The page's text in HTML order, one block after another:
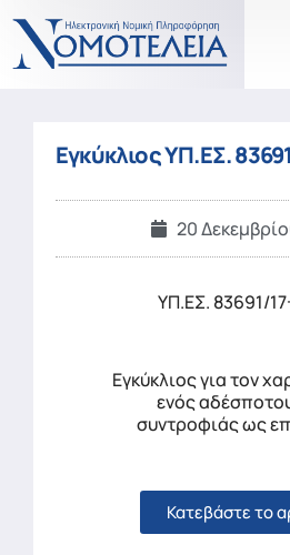
Εγκύκλιος ΥΠ.ΕΣ.
20
ΥΠ.ΕΣ. 83691/
Εγκύκλιος για τον
ενός
συντροφιάς ως
Κατεβάστε το